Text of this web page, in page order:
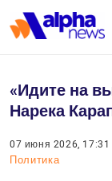
«Идите на
Нарека
07 июня 2026, 17:31
Политика